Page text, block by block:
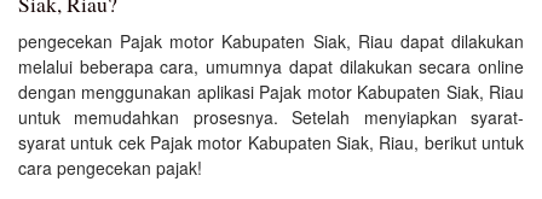
pengecekan Pajak motor Kabupaten Siak, Riau dapat dilakukan
melalui beberapa cara, umumnya dapat dilakukan secara online
dengan menggunakan aplikasi Pajak motor Kabupaten Siak, Riau
untuk memudahkan prosesnya. Setelah menyiapkan syarat-
syarat untuk cek Pajak motor Kabupaten Siak, Riau, berikut untuk
cara pengecekan pajak!